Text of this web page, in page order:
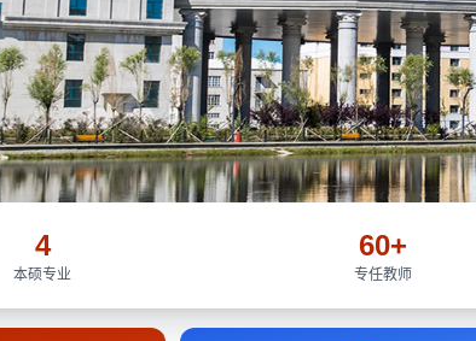
4
本硕专业
60+
专任教师